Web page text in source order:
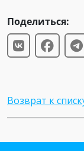
Поделиться:
Возврат к